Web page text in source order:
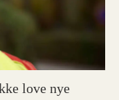
love nye